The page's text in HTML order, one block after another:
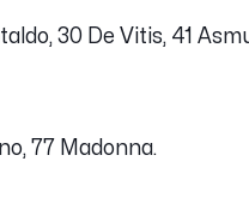
30 De Vitis, 41
77 Madonna.